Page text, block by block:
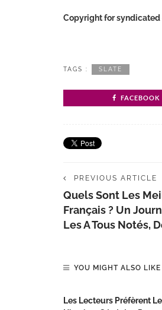
Copyright for
TAGS : SLATE
FACEBOOK
PREVIOUS ARTICLE
Quels Sont Les
Français ? Un
Les A Tous Notés,
YOU MIGHT ALSO LIKE
Les Lecteurs Préfèrent